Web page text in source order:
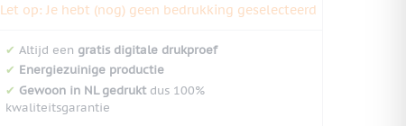
Let op: Je hebt (nog) geen bedrukking geselecteerd
✔ Altijd een gratis digitale drukproef
✔ Energiezuinige productie
✔ Gewoon in NL gedruktdus 100%
kwaliteitsgarantie